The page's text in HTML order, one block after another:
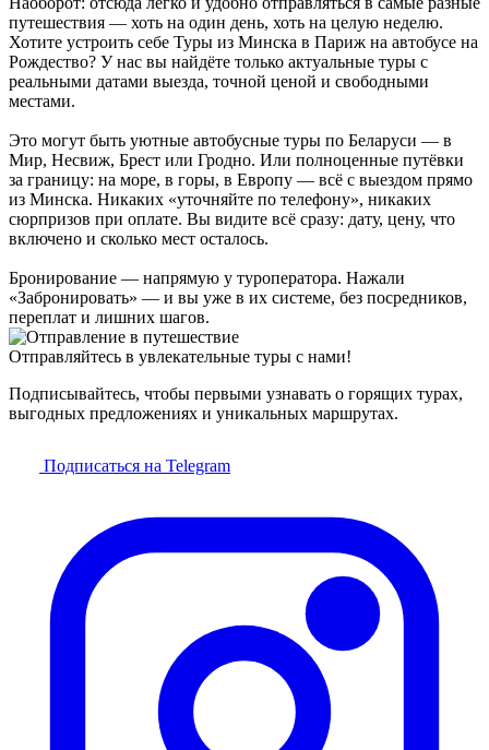
путешествия — хоть на один день, хоть на целую неделю.
Хотите устроить себе Туры из Минска в Париж на автобусе на
Рождество? У нас вы найдёте только актуальные туры с
реальными датами выезда, точной ценой и свободными
местами.
Это могут быть уютные автобусные туры по Беларуси — в
Мир, Несвиж, Брест или Гродно. Или полноценные путёвки
за границу: на море, в горы, в Европу — всё с выездом прямо
из Минска. Никаких «уточняйте по телефону», никаких
сюрпризов при оплате. Вы видите всё сразу: дату, цену, что
включено и сколько мест осталось.
Бронирование — напрямую у туроператора. Нажали
«Забронировать» — и вы уже в их системе, без посредников,
переплат и лишних шагов.
Отправляйтесь в увлекательные туры с нами!
Подписывайтесь, чтобы первыми узнавать о горящих турах,
выгодных предложениях и уникальных маршрутах.
Подписаться на Telegram